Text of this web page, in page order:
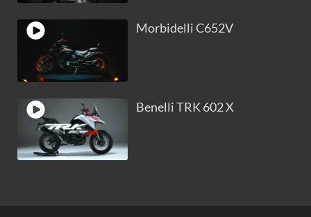
Morbidelli C652V
Benelli TRK 602 X